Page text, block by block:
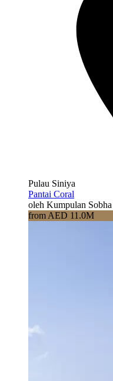
Pulau Siniya
Pantai Coral
oleh Kumpulan Sobha
from AED 11.0M